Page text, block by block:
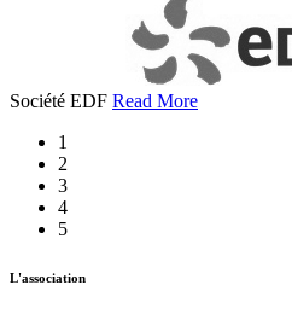
Société EDF Read More
1
2
3
4
5
L'association